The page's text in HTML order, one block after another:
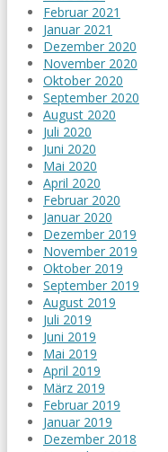
Februar 2021
Januar 2021
Dezember 2020
November 2020
Oktober 2020
September 2020
August 2020
Juli 2020
Juni 2020
Mai 2020
April 2020
Februar 2020
Januar 2020
Dezember 2019
November 2019
Oktober 2019
September 2019
August 2019
Juli 2019
Juni 2019
Mai 2019
April 2019
März 2019
Februar 2019
Januar 2019
Dezember 2018